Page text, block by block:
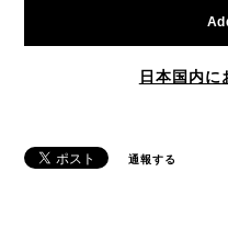
日本国内に
通報する